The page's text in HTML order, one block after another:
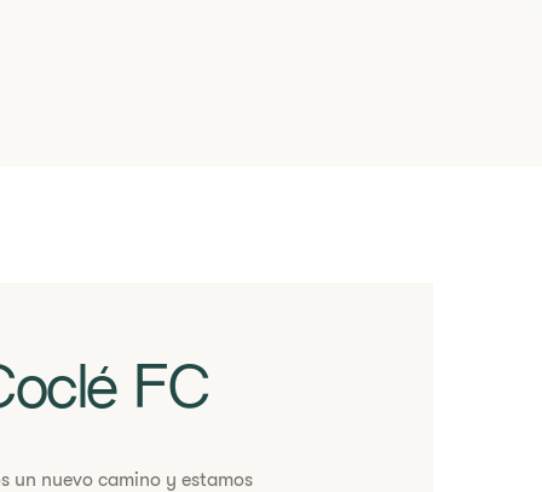
FC
un nuevo camino y estamos